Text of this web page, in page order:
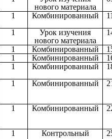
нового материала
1 Комбинированный
1
Урок изучения
нового материала
1 Комбинированный
1 Комбинированный
1 Комбинированный
1 Комбинированный
1 Комбинированный
1 Контрольный